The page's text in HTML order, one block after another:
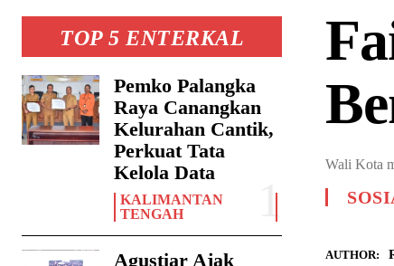
TOP 5 ENTERKAL
Pemko Palangka
Raya Canangkan
Kelurahan Cantik,
Perkuat Tata
Kelola Data
KALIMANTAN
TENGAH
Agustiar Ajak
Wali Kota
AUTHOR: